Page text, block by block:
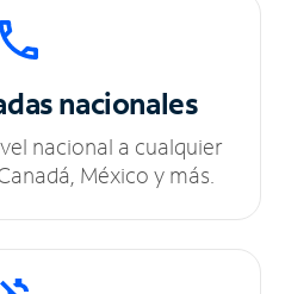
nacionales
nacional a cualquier
México y más.